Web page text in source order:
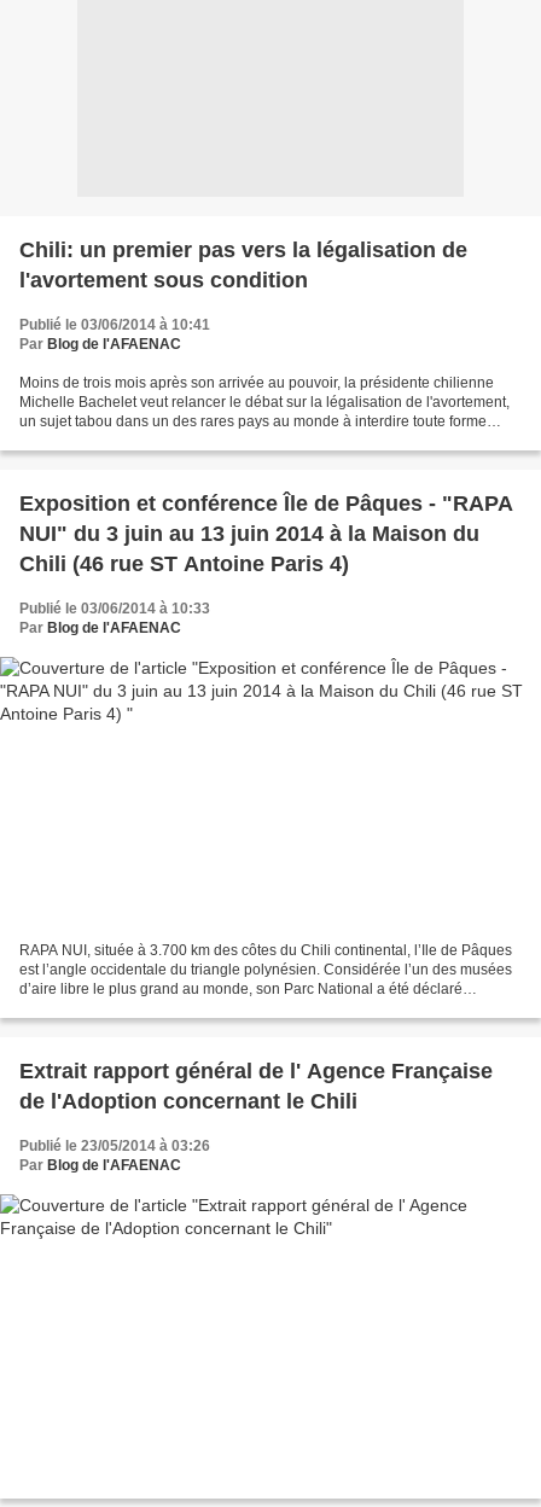
Chili: un premier pas vers la légalisation de
l'avortement sous condition
Publié le 03/06/2014 à 10:41
Par Blog de l'AFAENAC
Moins de trois mois après son arrivée au pouvoir, la présidente chilienne
Michelle Bachelet veut relancer le débat sur la légalisation de l'avortement,
un sujet tabou dans un des rares pays au monde à interdire toute forme
Exposition et conférence Île de Pâques - "RAPA
NUI" du 3 juin au 13 juin 2014 à la Maison du
Chili (46 rue ST Antoine Paris 4)
Publié le 03/06/2014 à 10:33
Par Blog de l'AFAENAC
RAPA NUI, située à 3.700 km des côtes du Chili continental, l’Ile de Pâques
est l’angle occidentale du triangle polynésien. Considérée l’un des musées
d’aire libre le plus grand au monde, son Parc National a été déclaré
Extrait rapport général de l' Agence Française
de l'Adoption concernant le Chili
Publié le 23/05/2014 à 03:26
Par Blog de l'AFAENAC